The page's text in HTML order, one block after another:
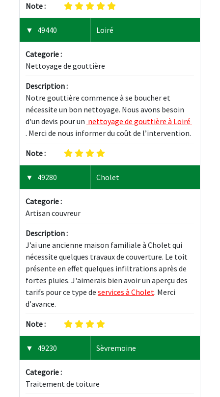
Note :
49440 Loiré
Categorie :
Nettoyage de gouttière
Description :
Notre gouttière commence à se boucher et
nécessite un bon nettoyage. Nous avons besoin
d'un devis pour un nettoyage de gouttière à Loiré
. Merci de nous informer du coût de l’intervention.
Note :
49280 Cholet
Categorie :
Artisan couvreur
Description :
J’ai une ancienne maison familiale à Cholet qui
nécessite quelques travaux de couverture. Le toit
présente en effet quelques infiltrations après de
fortes pluies. J'aimerais bien avoir un aperçu des
tarifs pour ce type de services à Cholet. Merci
d'avance.
Note :
49230 Sèvremoine
Categorie :
Traitement de toiture